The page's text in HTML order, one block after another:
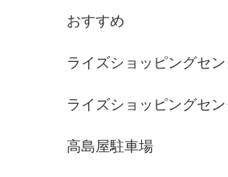
おすすめ
ライズショッピングセ
ライズショッピングセ
高島屋駐車場